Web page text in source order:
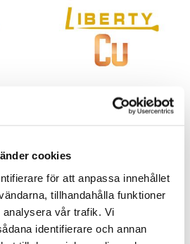
cookies
för att anpassa innehållet
tillhandahålla funktioner
vår trafik. Vi
identifierare och annan
Liberty Cu Søm
CU er en helt ny søm, der er
i hovvæggen gennem
176,00